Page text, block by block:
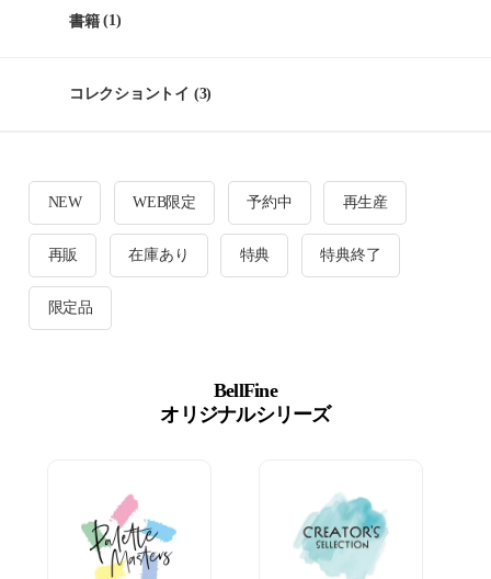
書籍(1)
コレクショントイ (3)
NEW WEB限定 予約中 再生産
再販 在庫あり 特典 特典終了
限定品
BellFine
オリジナルシリーズ